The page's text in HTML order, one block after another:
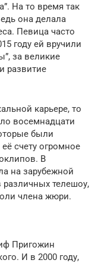
На то время так
она делала
Певица часто
году ей вручили
за великие
развитие
карьере, то
восемнадцати
были
счету огромное
В
на зарубежной
различных телешоу,
члена жюри.
Пригожин
И в 2000 году,